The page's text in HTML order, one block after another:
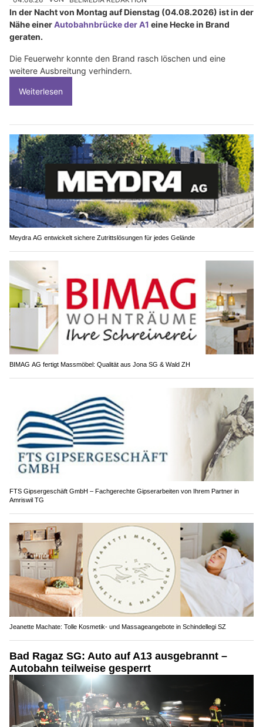
In der Nacht von Montag auf Dienstag (04.08.2026) ist in der
Nähe einerAutobahnbrücke der A1 eine Hecke in Brand
geraten.
Die Feuerwehr konnte den Brand rasch löschen und eine
weitere Ausbreitung verhindern.
Weiterlesen
Meydra AG entwickelt sichere Zutrittslösungen für jedes Gelände
BIMAG AG fertigt Massmöbel: Qualität aus Jona SG & Wald ZH
FTS Gipsergeschäft GmbH – Fachgerechte Gipserarbeiten von Ihrem Partner in
Amriswil TG
Jeanette Machate: Tolle Kosmetik- und Massageangebote in Schindellegi SZ
Bad Ragaz SG: Auto auf A13 ausgebrannt –
Autobahn teilweise gesperrt